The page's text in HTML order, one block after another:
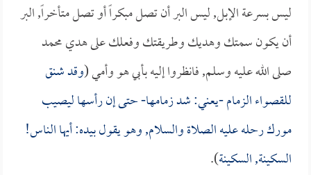
ليس بسرعة الإبل, ليس البر أن تصل مبكراً أو تصل متأخراً, البر
أن يكون سمتك وهديك وطريقتك وفعلك على هدي محمد
صلى الله عليه وسلم, فانظروا إليه بأبي هو وأمي (وقد شنق
للقصواء الزمام -يعني: شد زمامها- حتى إن رأسها ليصيب
مورك رحله عليه الصلاة والسلام, وهو يقول بيده: أيها الناس!
السكينة, السكينة).